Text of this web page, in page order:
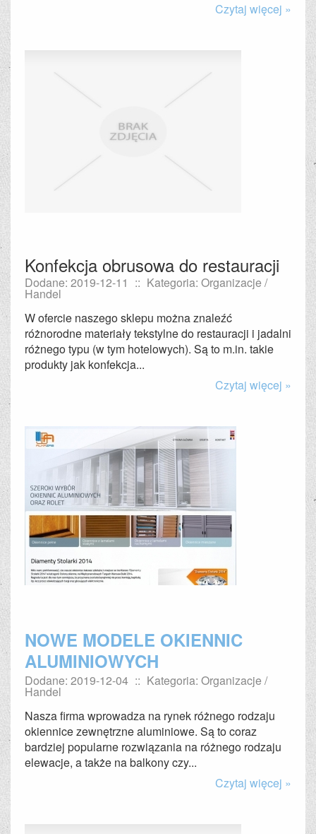
Czytaj więcej »
Konfekcja obrusowa do restauracji
Dodane: 2019-12-11 :: Kategoria: Organizacje /
Handel
W ofercie naszego sklepu można znaleźć
różnorodne materiały tekstylne do restauracji i jadalni
różnego typu (w tym hotelowych). Są to m.in. takie
produkty jak konfekcja...
Czytaj więcej »
NOWE MODELE OKIENNIC
ALUMINIOWYCH
Dodane: 2019-12-04 :: Kategoria: Organizacje /
Handel
Nasza firma wprowadza na rynek różnego rodzaju
okiennice zewnętrzne aluminiowe. Są to coraz
bardziej popularne rozwiązania na różnego rodzaju
elewacje, a także na balkony czy...
Czytaj więcej »